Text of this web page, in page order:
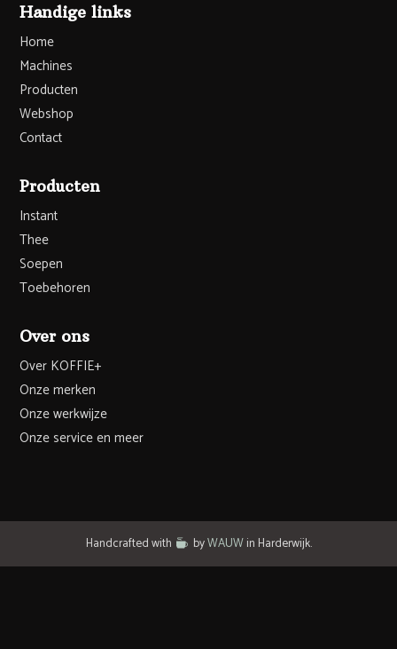
Handige links
Home
Machines
Producten
Webshop
Contact
Producten
Instant
Thee
Soepen
Toebehoren
Over ons
Over KOFFIE+
Onze merken
Onze werkwijze
Onze service en meer
Handcrafted with byWAUWin Harderwijk.